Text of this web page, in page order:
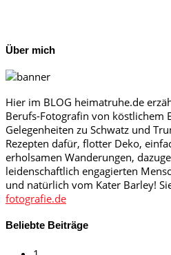
Über mich
Hier im BLOG heimatruhe.de
Berufs-Fotografin von köstlichem
Gelegenheiten zu Schwatz und
Rezepten dafür, flotter Deko,
erholsamen Wanderungen,
leidenschaftlich engagierten
und natürlich vom Kater Barley!
fotografie.de
Beliebte Beiträge